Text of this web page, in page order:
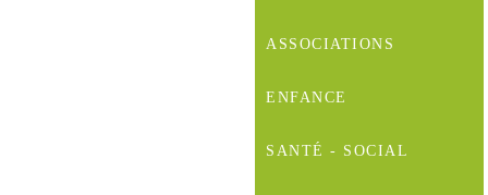
ASSOCIATIONS
ENFANCE
SANTÉ - SOCIAL